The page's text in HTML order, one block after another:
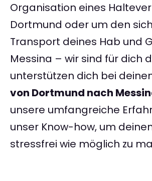
Organisation eines
Dortmund oder um den
Transport deines Hab und
Messina – wir sind für dich
unterstützen dich bei
von Dortmund nach
unsere umfangreiche
unser Know-how, um
stressfrei wie möglich zu